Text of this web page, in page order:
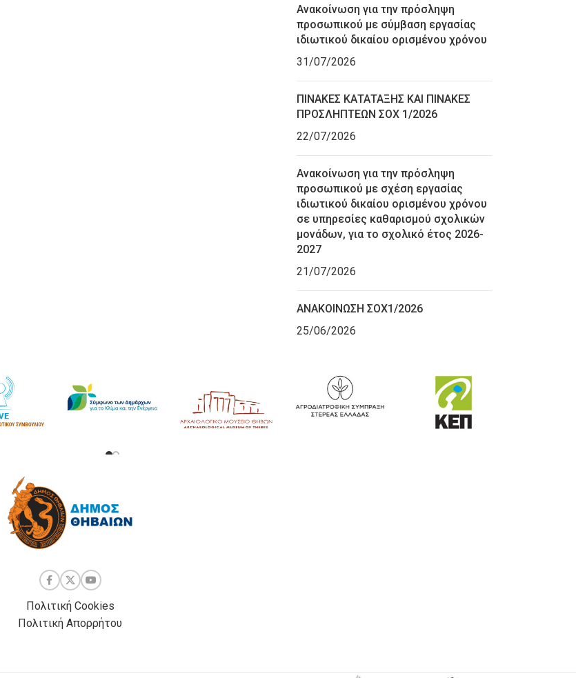
Ανακοίνωση για την πρόσληψη
προσωπικού με σύμβαση εργασίας
ιδιωτικού δικαίου ορισμένου χρόνου
31/07/2026
ΠΙΝΑΚΕΣ ΚΑΤΑΤΑΞΗΣ ΚΑΙ ΠΙΝΑΚΕΣ
ΠΡΟΣΛΗΠΤΕΩΝ ΣΟΧ 1/2026
22/07/2026
Ανακοίνωση για την πρόσληψη
προσωπικού με σχέση εργασίας
ιδιωτικού δικαίου ορισμένου χρόνου
σε υπηρεσίες καθαρισμού σχολικών
μονάδων, για το σχολικό έτος 2026-
2027
21/07/2026
ΑΝΑΚΟΙΝΩΣΗ ΣΟΧ1/2026
25/06/2026
Πολιτική Cookies
Πολιτική Απορρήτου